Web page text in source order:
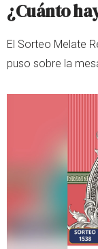
¿Cuánto
El Sorteo Melate
puso sobre la